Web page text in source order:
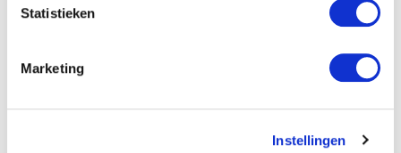
Statistieken
Marketing
Instellingen